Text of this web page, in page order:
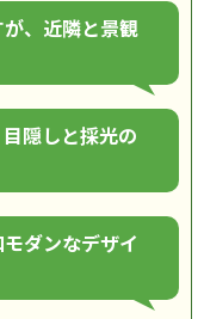
が、近隣と景観
隠しと採光の
ダンなデザイ